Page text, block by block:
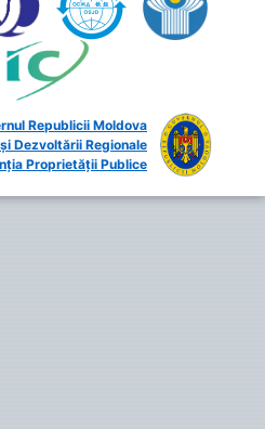
Republicii Moldova
Dezvoltării Regionale
Proprietății Publice